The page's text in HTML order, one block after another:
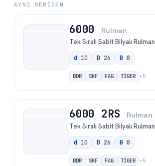
AYNI SERIDEN
6000 Rulman
Tek Sıralı Sabit Bilyalı Rulman
d 10 D 26 B 8
BDR SKF FAG TİGER +5
6000 2RS Rulman
Tek Sıralı Sabit Bilyalı Rulman
d 10 D 26 B 8
BDR SKF FAG TİGER +5